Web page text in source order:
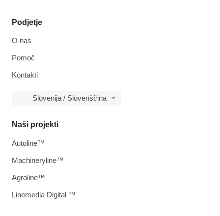
Podjetje
O nas
Pomoč
Kontakti
Slovenija / Slovenščina
Naši projekti
Autoline™
Machineryline™
Agroline™
Linemedia Digital ™